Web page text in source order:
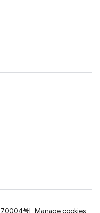
号 Manage cookies